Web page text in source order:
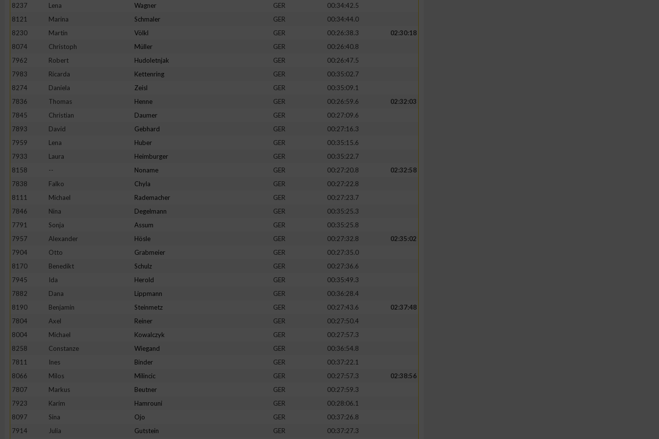
8237
Lena Wagner GER
00:34:42.5
8121
Marina Schmaler GER
00:34:44.0
8230
Martin Völkl GER 00:26:38.3
02:30:18
8074
Christoph Müller GER
00:26:40.8
7962
Robert Hudoletnjak GER
00:26:47.5
7983
Ricarda Kettenring GER
00:35:02.7
8274
Daniela Zeisl GER
00:35:09.1
7836
Thomas Henne GER 00:26:59.6
02:32:03
7845
Christian Daumer GER
00:27:09.6
7893
David Gebhard GER
00:27:16.3
7959
Lena Huber GER
00:35:15.6
7933
Laura Heimburger GER
00:35:22.7
8158
-- Noname GER 00:27:20.8
02:32:58
7838
Falko Chyla GER
00:27:22.8
8111
Michael Rademacher GER
00:27:23.7
7846
Nina Degelmann GER
00:35:25.3
7791
Sonja Assum GER
00:35:25.8
7957
Alexander Hösle GER 00:27:32.8
02:35:02
7904
Otto Grabmeier GER
00:27:35.0
8170
Benedikt Schulz GER
00:27:36.6
7945
Ida Herold GER
00:35:49.3
7882
Dana Lippmann GER
00:36:28.4
8190
Benjamin Steinmetz GER 00:27:43.6
02:37:48
7804
Axel Reiner GER
00:27:50.4
8004
Michael Kowalczyk GER
00:27:57.3
8258
Constanze Wiegand GER
00:36:54.8
7811
Ines Binder GER
00:37:22.1
8066
Milos Milincic GER 00:27:57.3
02:38:56
7807
Markus Beutner GER
00:27:59.3
7923
Karim Hamrouni GER
00:28:06.1
8097
Sina Ojo GER
00:37:26.8
7914
Julia Gutstein GER 00:37:27.3
Erstellung von Profilen zur Personalisierung von Inhalten
Verwendung von Profilen zur Auswahl personalisierter Inhalte
verschiedenen Quellen
Entwicklung und Verbesserung der Angebote
Verwendung reduzierter Daten zur Auswahl von Inhalten
IAB-Besonderheiten:
Verwendung genauer Standortdaten
Nicht-IAB-Verarbeitungszwecke:
Performance
Funktional
Werbung